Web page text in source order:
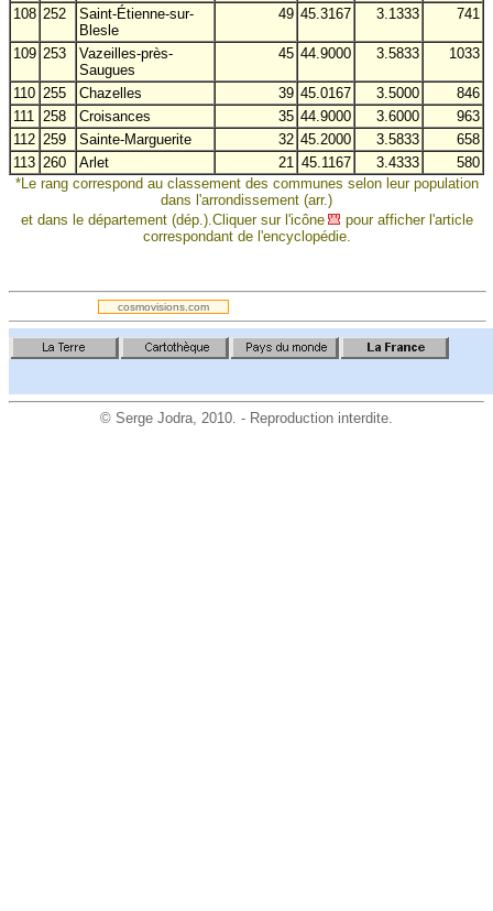
108 252
Saint-Étienne-sur-
Blesle
49 45.3167 3.1333 741
109 253
Vazeilles-près-
Saugues
45 44.9000 3.5833 1033
110 255 Chazelles 39 45.0167 3.5000
846
111 258 Croisances 35 44.9000 3.6000
963
112 259 Sainte-Marguerite 32 45.2000 3.5833
658
113 260 Arlet 21 45.1167 3.4333
580
*Le rang correspond au classement des communes selon leur population
dans l'arrondissement (arr.)
et dans le département (dép.).Cliquer sur l'icône
pour afficher l'article
correspondant de l'encyclopédie.
.
cosmovisions.com
© Serge Jodra, 2010. - Reproduction interdite.